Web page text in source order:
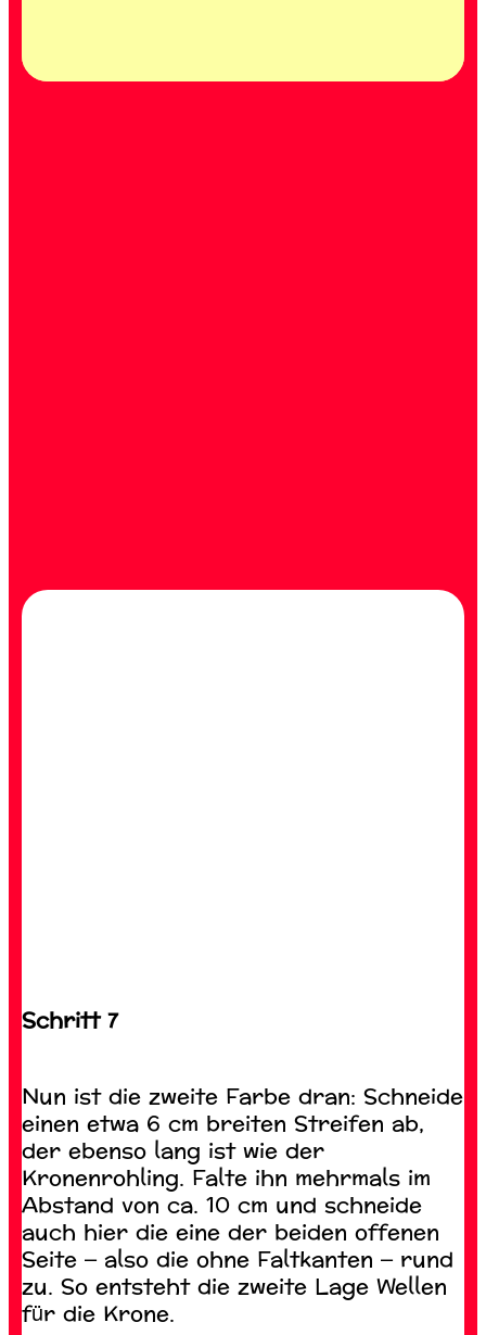
Schritt 7
Nun ist die zweite Farbe dran: Schneide
einen etwa 6 cm breiten Streifen ab,
der ebenso lang ist wie der
Kronenrohling. Falte ihn mehrmals im
Abstand von ca. 10 cm und schneide
auch hier die eine der beiden offenen
Seite – also die ohne Faltkanten – rund
zu. So entsteht die zweite Lage Wellen
für die Krone.